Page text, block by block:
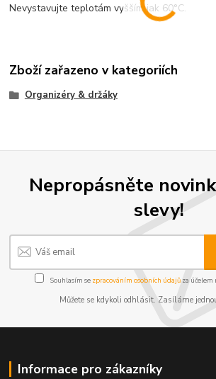
Nevystavujte teplotám vyšším jak 60°C.
Zboží zařazeno v kategoriích
Organizéry & držáky
Nepropásněte
slevy!
Souhlasím se zpracováním osobních údajůza účelem
Můžete se kdykoli odhlásit. Zasíláme
Informace pro zákazníky